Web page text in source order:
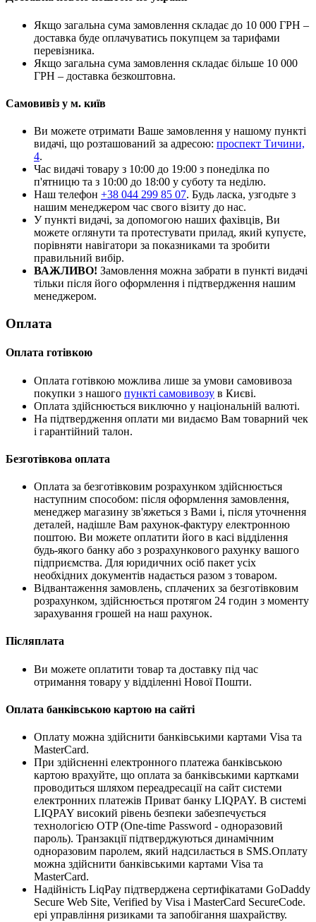
Якщо загальна сума замовлення складає до 10 000 ГРН –
доставка буде оплачуватись покупцем за тарифами
перевізника.
Якщо загальна сума замовлення складає більше 10 000
ГРН – доставка безкоштовна.
Самовивіз у м. київ
Ви можете отримати Ваше замовлення у нашому пункті
видачі, що розташований за адресою: проспект Тичини,
4.
Час видачі товару з 10:00 до 19:00 з понеділка по
п'ятницю та з 10:00 до 18:00 у суботу та неділю.
Наш телефон +38 044 299 85 07. Будь ласка, узгодьте з
нашим менеджером час свого візиту до нас.
У пункті видачі, за допомогою наших фахівців, Ви
можете оглянути та протестувати прилад, який купуєте,
порівняти навігатори за показниками та зробити
правильний вибір.
ВАЖЛИВО! Замовлення можна забрати в пункті видачі
тільки після його оформлення і підтвердження нашим
менеджером.
Оплата
Оплата готівкою
Оплата готівкою можлива лише за умови самовивоза
покупки з нашого пункті самовивозу в Києві.
Оплата здійснюється виключно у національній валюті.
На підтвердження оплати ми видаємо Вам товарний чек
і гарантійний талон.
Безготівкова оплата
Оплата за безготівковим розрахунком здійснюється
наступним способом: після оформлення замовлення,
менеджер магазину зв'яжеться з Вами і, після уточнення
деталей, надішле Вам рахунок-фактуру електронною
поштою. Ви можете оплатити його в касі відділення
будь-якого банку або з розрахункового рахунку вашого
підприємства. Для юридичних осіб пакет усіх
необхідних документів надається разом з товаром.
Відвантаження замовлень, сплачених за безготівковим
розрахунком, здійснюється протягом 24 годин з моменту
зарахування грошей на наш рахунок.
Післяплата
Ви можете оплатити товар та доставку під час
отримання товару у відділенні Нової Пошти.
Оплата банківською картою на сайті
Оплату можна здійснити банківськими картами Visa та
MasterCard.
При здійсненні електронного платежа банківською
картою врахуйте, що оплата за банківськими картками
проводиться шляхом переадресації на сайт системи
електронних платежів Приват банку LIQPAY. В системі
LIQPAY високий рівень безпеки забезпечується
технологією OTP (One-time Password - одноразовий
пароль). Транзакції підтверджуються динамічним
одноразовим паролем, який надсилається в SMS.Оплату
можна здійснити банківськими картами Visa та
MasterCard.
Надійність LiqPay підтверджена сертифікатами GoDaddy
Secure Web Site, Verified by Visa і MasterCard SecureCode.
ері управління ризиками та запобігання шахрайству.